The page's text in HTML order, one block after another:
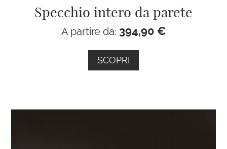
Specchio intero da parete
A partire da: 394,90 €
SCOPRI